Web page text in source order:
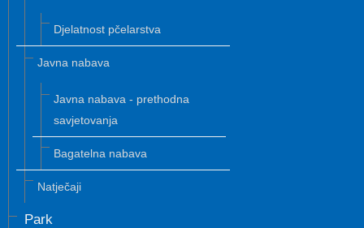
Djelatnost pčelarstva
Javna nabava
Javna nabava - prethodna
savjetovanja
Bagatelna nabava
Natječaji
Park